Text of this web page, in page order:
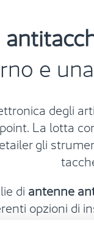
e
degli
. La lotta
gli
di antenne
opzioni di